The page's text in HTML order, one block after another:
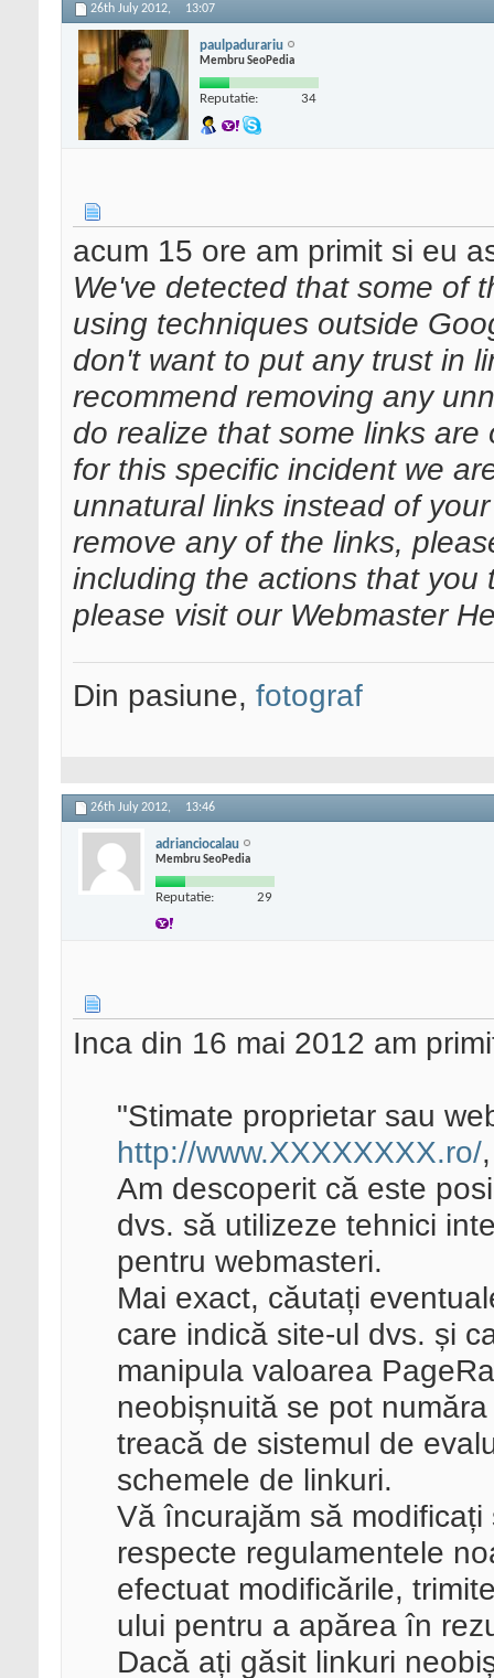
26th July 2012, 13:07
paulpadurariu
Membru SeoPedia
Reputatie: 34
acum 15 ore am primit si eu
We've detected that some of
using techniques outside
don't want to put any trust in
recommend removing any
do realize that some links
for this specific incident we
unnatural links instead of
remove any of the links,
including the actions that
please visit our Webmaster
Din pasiune, fotograf
26th July 2012, 13:46
adrianciocalau
Membru SeoPedia
Reputatie: 29
Inca din 16 mai 2012 am
"Stimate proprietar sau
http://www.XXXXXXXX.ro/,
Am descoperit că este
dvs. să utilizeze tehnici
pentru webmasteri.
Mai exact, căutați
care indică site-ul dvs. și
manipula valoarea
neobișnuită se pot
treacă de sistemul de
schemele de linkuri.
Vă încurajăm să
respecte regulamentele
efectuat modificările,
ului pentru a apărea în
Dacă ați găsit linkuri